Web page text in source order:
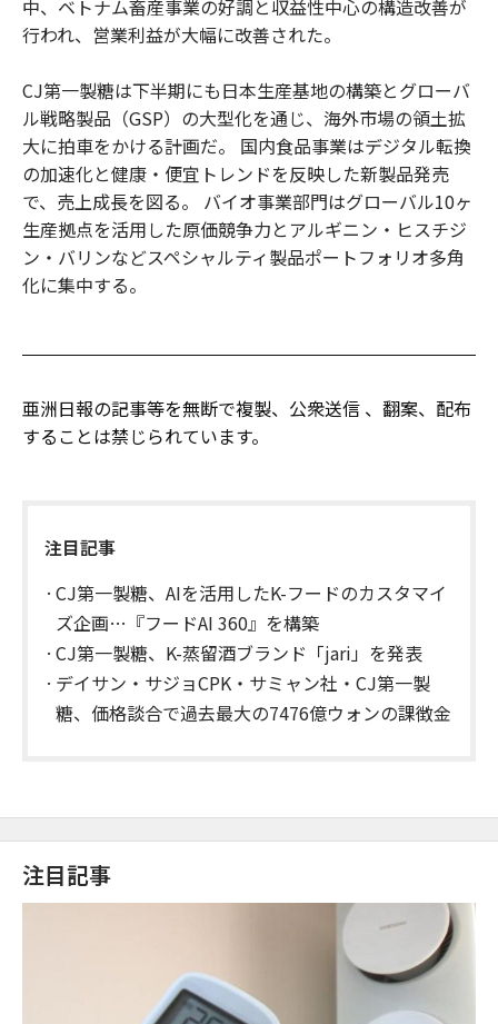
中、ベトナム畜産事業の好調と収益性中心の構造改善が
行われ、営業利益が大幅に改善された。
CJ第一製糖は下半期にも日本生産基地の構築とグローバ
ル戦略製品（GSP）の大型化を通じ、海外市場の領土拡
大に拍車をかける計画だ。 国内食品事業はデジタル転換
の加速化と健康・便宜トレンドを反映した新製品発売
で、売上成長を図る。 バイオ事業部門はグローバル10ヶ
生産拠点を活用した原価競争力とアルギニン・ヒスチジ
ン・バリンなどスペシャルティ製品ポートフォリオ多角
化に集中する。
亜洲日報の記事等を無断で複製、公衆送信 、翻案、配布
することは禁じられています。
注目記事
CJ第一製糖、AIを活用したK-フードのカスタマイ
ズ企画…『フードAI 360』を構築
CJ第一製糖、K-蒸留酒ブランド「jari」を発表
デイサン・サジョCPK・サミャン社・CJ第一製
糖、価格談合で過去最大の7476億ウォンの課徴金
注目記事